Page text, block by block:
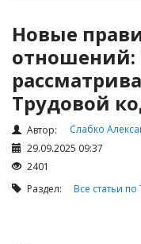
Электронный
Трудовые отношения
Техника
Изменения в
Займы
Сбор долгов
Регистрация ТОО
Новые
Трудовой
Автор:
Слабко
29.09.2025 09:37
2401
Раздел: Все статьи